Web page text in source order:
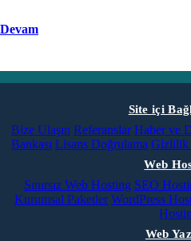
Devam
Site içi
Bize Ulaşın Referanslar Haber ve
Bankası Lisans Doğrulama Gizlilik
Web
Sınırsız Web Hosting SEO
Kurumsal Paketler WordPress
Web